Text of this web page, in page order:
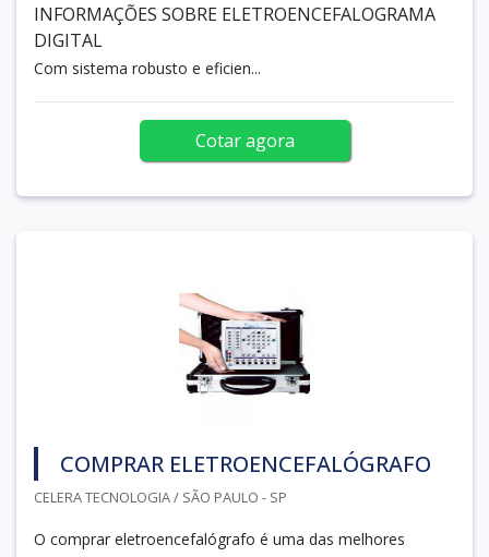
INFORMAÇÕES SOBRE ELETROENCEFALOGRAMA
DIGITAL
Com sistema robusto e eficien...
Cotar agora
COMPRAR ELETROENCEFALÓGRAFO
CELERA TECNOLOGIA / SÃO PAULO - SP
O comprar eletroencefalógrafo é uma das melhores